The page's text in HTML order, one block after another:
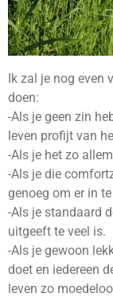
Ik zal je nog even
doen:
-Als je geen zin
leven profijt van
-Als je het zo
-Als je die
genoeg om er in
-Als je standaard
uitgeeft te veel is.
-Als je gewoon
doet en iedereen
leven zo